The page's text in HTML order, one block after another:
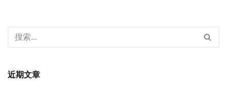
近期文章